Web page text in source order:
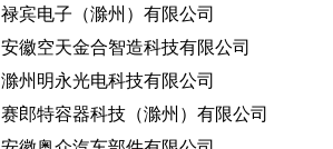
禄宾电子（滁州）有限公司
安徽空天金合智造科技有限公司
滁州明永光电科技有限公司
赛郎特容器科技（滁州）有限公司